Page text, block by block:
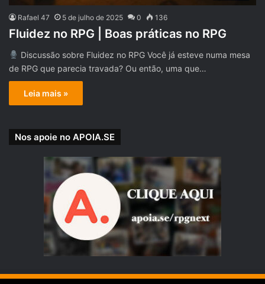
Rafael 47 5 de julho de 2025 0 136
Fluidez no RPG | Boas práticas no RPG
Discussão sobre Fluidez no RPG Você já esteve numa mesa
de RPG que parecia travada? Ou então, uma que…
Leia mais »
Nos apoie no APOIA.SE